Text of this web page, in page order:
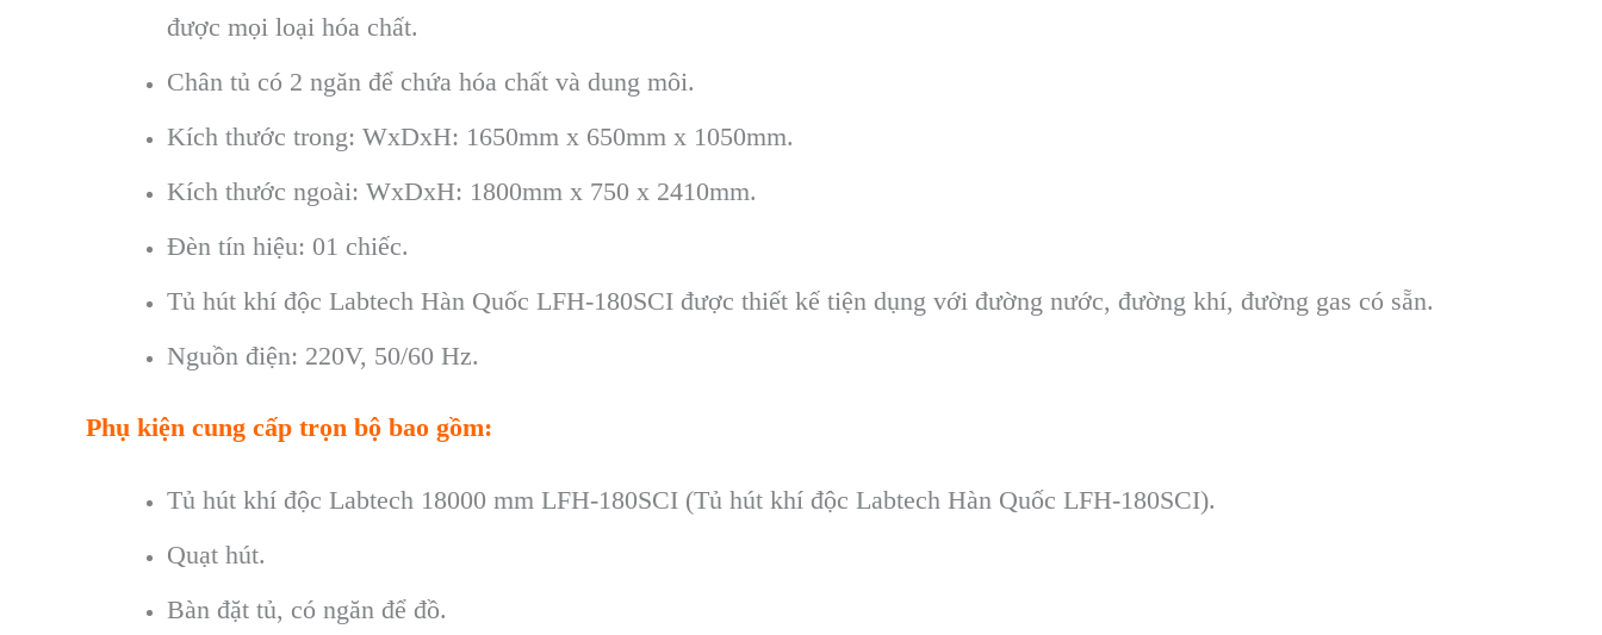
được mọi loại hóa chất.
Chân tủ có 2 ngăn để chứa hóa chất và dung môi.
Kích thước trong: WxDxH: 1650mm x 650mm x 1050mm.
Kích thước ngoài: WxDxH: 1800mm x 750 x 2410mm.
Đèn tín hiệu: 01 chiếc.
Tủ hút khí độc Labtech Hàn Quốc LFH-180SCI được thiết kế tiện dụng với đường nước, đường khí, đường gas có sẵn.
Nguồn điện: 220V, 50/60 Hz.
Phụ kiện cung cấp trọn bộ bao gồm:
Tủ hút khí độc Labtech 18000 mm LFH-180SCI (Tủ hút khí độc Labtech Hàn Quốc LFH-180SCI).
Quạt hút.
Bàn đặt tủ, có ngăn để đồ.